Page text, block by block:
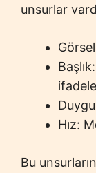
unsurlar
Hız:
Bu